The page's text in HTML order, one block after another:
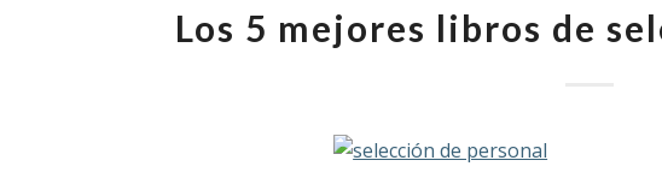
Los 5 mejores libros de